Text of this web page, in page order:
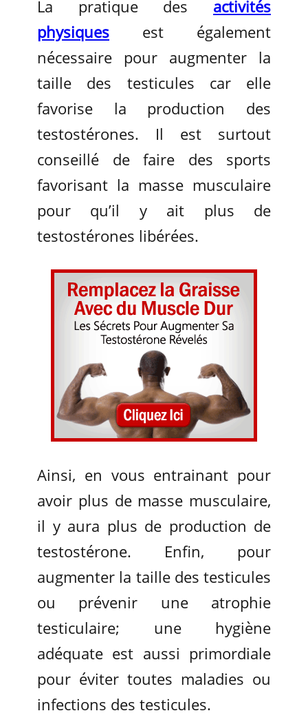
La pratique des activités
physiques est également
nécessaire pour augmenter la
taille des testicules car elle
favorise la production des
testostérones. Il est surtout
conseillé de faire des sports
favorisant la masse musculaire
pour qu’il y ait plus de
testostérones libérées.
Ainsi, en vous entrainant pour
avoir plus de masse musculaire,
il y aura plus de production de
testostérone. Enfin, pour
augmenter la taille des testicules
ou prévenir une atrophie
testiculaire; une hygiène
adéquate est aussi primordiale
pour éviter toutes maladies ou
infections des testicules.